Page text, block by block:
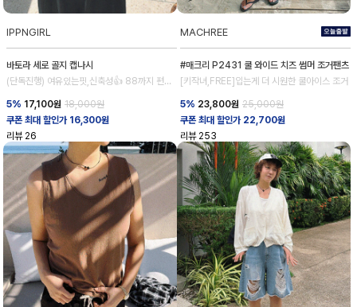
IPPNGIRL
바토라 세로 골지 캡나시
(단독진행) 여유있는핏,신축성👍 88까지 편안
5% 17,100원 18,000원
쿠폰 최대 할인가 16,300원
리뷰 26
MACHREE
#매크리 P2431 쿨 와이드 치즈 썸머 조거팬츠
[키작녀,FREE]입는게 더 시원한 쿨아이스 조거
5% 23,800원 25,000원
쿠폰 최대 할인가 22,700원
리뷰 253